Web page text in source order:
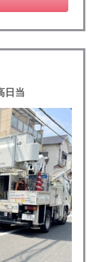
日当